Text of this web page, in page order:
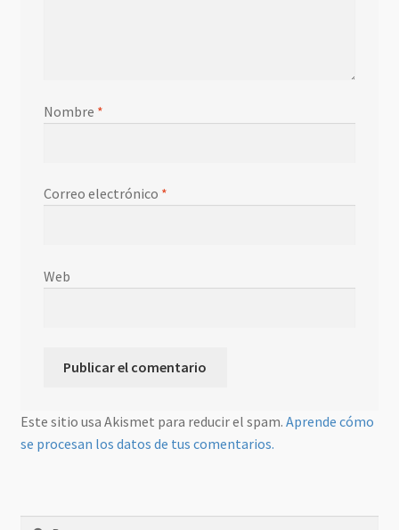
Nombre *
Correo electrónico *
Web
Este sitio usa Akismet para reducir el spam. Aprende cómo
se procesan los datos de tus comentarios.
Buscar: